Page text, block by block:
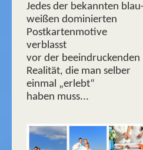
Jedes der bekannten
weißen dominierten
Postkartenmotive
verblasst
vor der beeindruckenden
Realität, die man selber
einmal „erlebt“
haben muss...